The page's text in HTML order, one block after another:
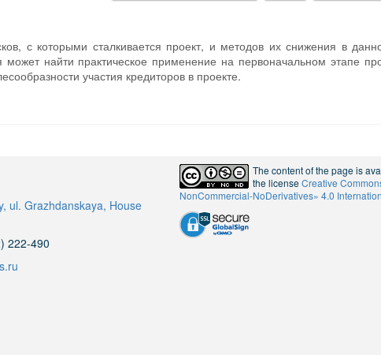
с которыми сталкивается проект, и методов их снижения в
может найти практическое применение на первоначальном этапе
участия кредиторов в проекте.
ul. Grazhdanskaya, House
222-490
The content of the page is
the licenseCreative
NonCommercial-NoDerivatives» 4.0